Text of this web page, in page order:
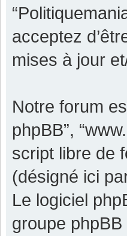
acceptez
mises à jour
Notre forum
phpBB”,
script libre de
(désigné ici
Le logiciel
groupe